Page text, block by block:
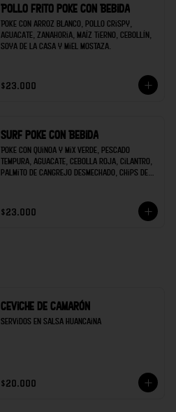
Pollo frito poke con Bebida
Poke con arroz blanco, pollo crispy,
aguacate, zanahoria, maíz tierno, cebollín,
soya de la casa y miel mostaza.
$23.000
Surf poke con Bebida
Poke con quinoa y mix verde, pescado
tempura, aguacate, cebolla roja, cilantro,
palmito de cangrejo desmechado, chips de
$23.000
Ceviche de Camarón
Servidos en salsa Huancaina
$20.000